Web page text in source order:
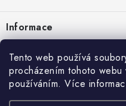
Tento web používá
procházením tohoto webu
používáním. Více
p
a
Informace
Doprava a platba
Velkoobchod
Botanic
Blog
Projekt Botanic pomáhá
Blog Botanic –
doplňků stravy